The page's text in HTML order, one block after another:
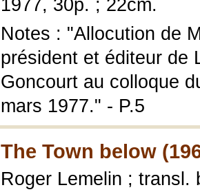
1977, 30p. ; 22cm.
Notes : "Allocution de
président et éditeur de
Goncourt au colloque
mars 1977." - P.5
The Town below
Roger Lemelin ; transl.